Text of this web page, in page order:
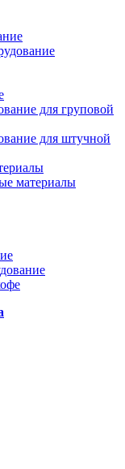
для груповой
для штучной
материалы